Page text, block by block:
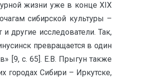
жизни уже в конце XIX
сибирской культуры –
другие исследователи. Так,
превращается в один
[9, с. 65]. Е.В. Прыгун также
городах Сибири – Иркутске,